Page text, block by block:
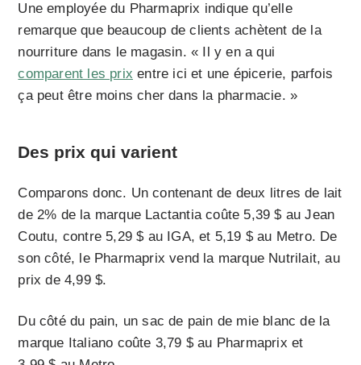
Une employée du Pharmaprix indique qu’elle
remarque que beaucoup de clients achètent de la
nourriture dans le magasin. « Il y en a qui
comparent les prix entre ici et une épicerie, parfois
ça peut être moins cher dans la pharmacie. »
Des prix qui varient
Comparons donc. Un contenant de deux litres de lait
de 2% de la marque Lactantia coûte 5,39 $ au Jean
Coutu, contre 5,29 $ au IGA, et 5,19 $ au Metro. De
son côté, le Pharmaprix vend la marque Nutrilait, au
prix de 4,99 $.
Du côté du pain, un sac de pain de mie blanc de la
marque Italiano coûte 3,79 $ au Pharmaprix et